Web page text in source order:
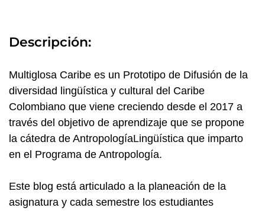
Descripción:
Multiglosa Caribe es un Prototipo de Difusión de la
diversidad lingüística y cultural del Caribe
Colombiano que viene creciendo desde el 2017 a
través del objetivo de aprendizaje que se propone
la cátedra de AntropologíaLingüística que imparto
en el Programa de Antropología.
Este blog está articulado a la planeación de la
asignatura y cada semestre los estudiantes